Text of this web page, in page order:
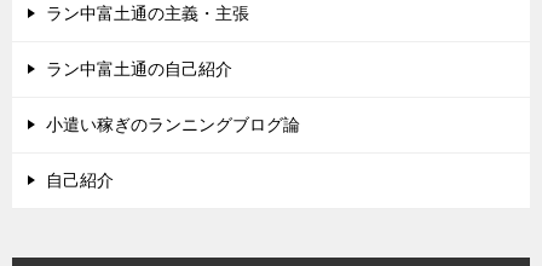
ラン中富土通の主義・主張
ラン中富土通の自己紹介
小遣い稼ぎのランニングブログ論
自己紹介